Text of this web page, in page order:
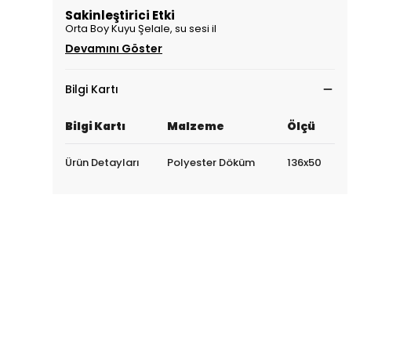
Sakinleştirici Etki
Orta Boy Kuyu Şelale, su sesi il
Devamını Göster
Bilgi Kartı
Bilgi Kartı Malzeme Ölçü
Ürün Detayları Polyester Döküm 136x50